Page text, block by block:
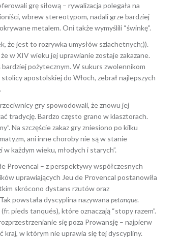
grę siłową – rywalizacja polegała na
wbrew stereotypom, nadali grze bardziej
metalem. Oni także wymyślili “świnkę”.
że jest to rozrywka umysłów szlachetnych;)).
w XIV wieku jej uprawianie zostaje zakazane.
pożytecznym. W sukurs zwolennikom
apostolskiej do Włoch, zebrał najlepszych
gry spowodowali, że znowu jej
tradycję. Bardzo często grano w klasztorach.
Na szczęście zakaz gry zniesiono po kilku
ani inne choroby nie są w stanie
każdym wieku, młodych i starych”.
Provencal – z perspektywy współczesnych
uprawiających Jeu de Provencal postanowiła
skrócono dystans rzutów oraz
powstała dyscyplina nazywana petanque.
pieds tanqués), które oznaczają “stopy razem”.
się poza Prowansję – najpierw
kraj, w którym nie uprawia się tej dyscypliny.